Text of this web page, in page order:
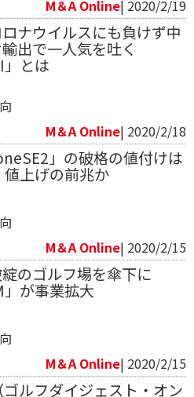
M＆A Online| 2020/2/19
ナウイルスにも負けず中
出で一人気を吐く
」とは
M＆A Online| 2020/2/18
」の破格の値付けは
値上げの前兆か
M＆A Online| 2020/2/15
のゴルフ場を傘下に
」が事業拡大
M＆A Online| 2020/2/15
ゴルフダイジェスト・オン